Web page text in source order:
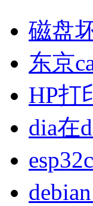
磁盘
东京
HP打
dia在